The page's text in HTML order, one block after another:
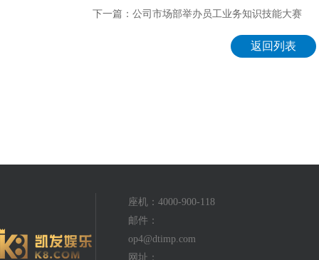
下一篇：公司市场部举办员工业务知识技能大赛
返回列表
座机：4000-900-118
邮件：
op4@dtimp.com
网址：